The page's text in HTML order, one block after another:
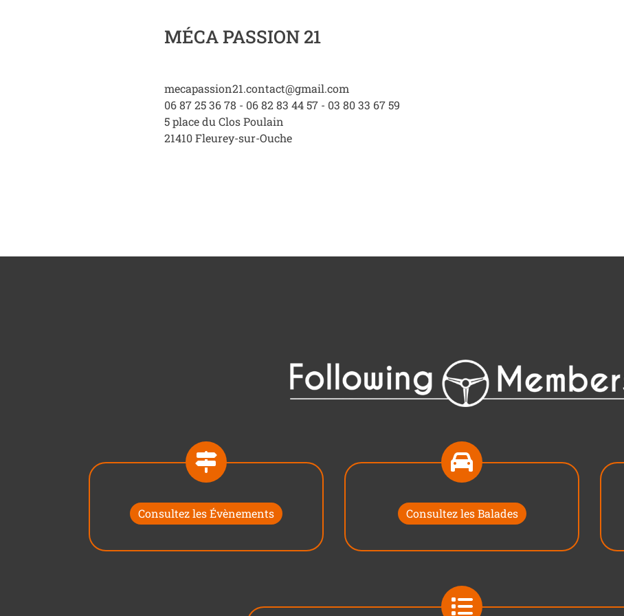
MÉCA PASSION 21
mecapassion21.contact@gmail.com
06 87 25 36 78 - 06 82 83 44 57 - 03 80 33 67 59
5 place du Clos Poulain
21410Fleurey-sur-Ouche
Consultez les Évènements Consultez les Balades